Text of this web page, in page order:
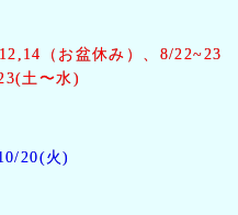
（お盆休み）、8/22~23
土〜水)
20(火)